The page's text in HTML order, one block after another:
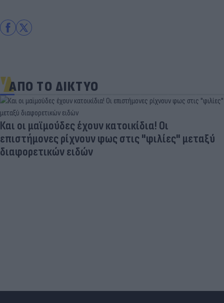
ΑΠΟ ΤΟ ΔΙΚΤΥΟ
Και οι μαϊμούδες έχουν κατοικίδια! Οι
επιστήμονες ρίχνουν φως στις "φιλίες" μεταξύ
διαφορετικών ειδών